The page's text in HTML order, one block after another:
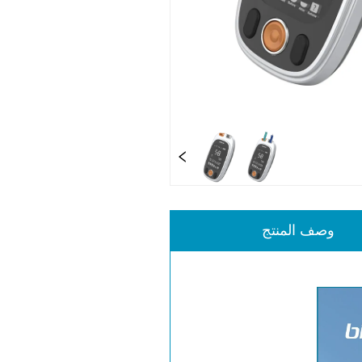
وصف المنتج